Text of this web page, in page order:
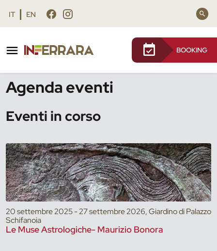
Vai al contenuto principale
Vai al footer
IT EN
BOOKING
Agenda eventi
Eventi in corso
20 settembre 2025 - 27 settembre 2026, Giardino di Palazzo
Schifanoia
Le Muse Astrologiche- Maurizio Bonora